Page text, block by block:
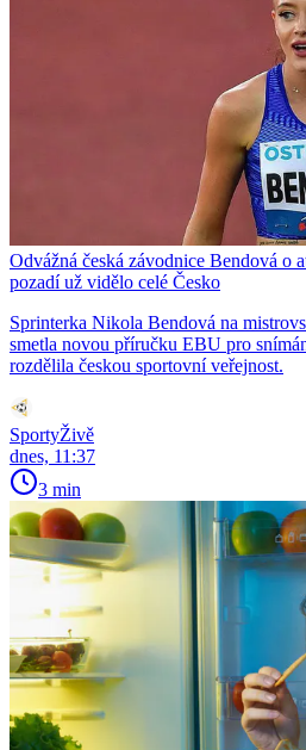
Odvážná česká závodnice Bendová o
pozadí už vidělo celé Česko
Sprinterka Nikola Bendová na
smetla novou příručku EBU pro
rozdělila českou sportovní veřejnost.
SportyŽivě
dnes, 11:37
3 min